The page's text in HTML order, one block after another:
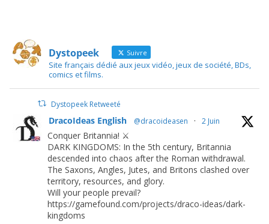
Dystopeek Suivre
Site français dédié aux jeux vidéo, jeux de société, BDs,
comics et films.
Dystopeek Retweeté
DracoIdeas English @dracoideasen · 2 Juin
Conquer Britannia! ⚔️
DARK KINGDOMS: In the 5th century, Britannia
descended into chaos after the Roman withdrawal.
The Saxons, Angles, Jutes, and Britons clashed over
territory, resources, and glory.
Will your people prevail?
https://gamefound.com/projects/draco-ideas/dark-
kingdoms